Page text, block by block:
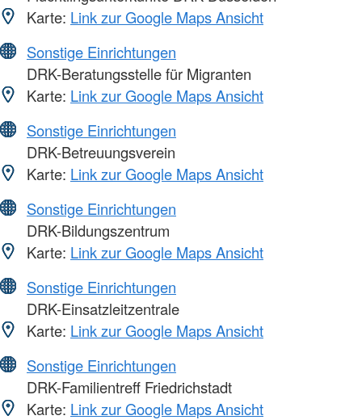
Karte: Link zur Google Maps Ansicht
Sonstige Einrichtungen
DRK-Beratungsstelle für Migranten
Karte: Link zur Google Maps Ansicht
Sonstige Einrichtungen
DRK-Betreuungsverein
Karte: Link zur Google Maps Ansicht
Sonstige Einrichtungen
DRK-Bildungszentrum
Karte: Link zur Google Maps Ansicht
Sonstige Einrichtungen
DRK-Einsatzleitzentrale
Karte: Link zur Google Maps Ansicht
Sonstige Einrichtungen
DRK-Familientreff Friedrichstadt
Karte: Link zur Google Maps Ansicht